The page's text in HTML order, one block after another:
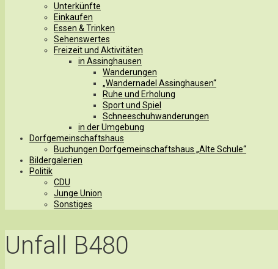
Unterkünfte
Einkaufen
Essen & Trinken
Sehenswertes
Freizeit und Aktivitäten
in Assinghausen
Wanderungen
„Wandernadel Assinghausen“
Ruhe und Erholung
Sport und Spiel
Schneeschuhwanderungen
in der Umgebung
Dorfgemeinschaftshaus
Buchungen Dorfgemeinschaftshaus „Alte Schule“
Bildergalerien
Politik
CDU
Junge Union
Sonstiges
Unfall B480